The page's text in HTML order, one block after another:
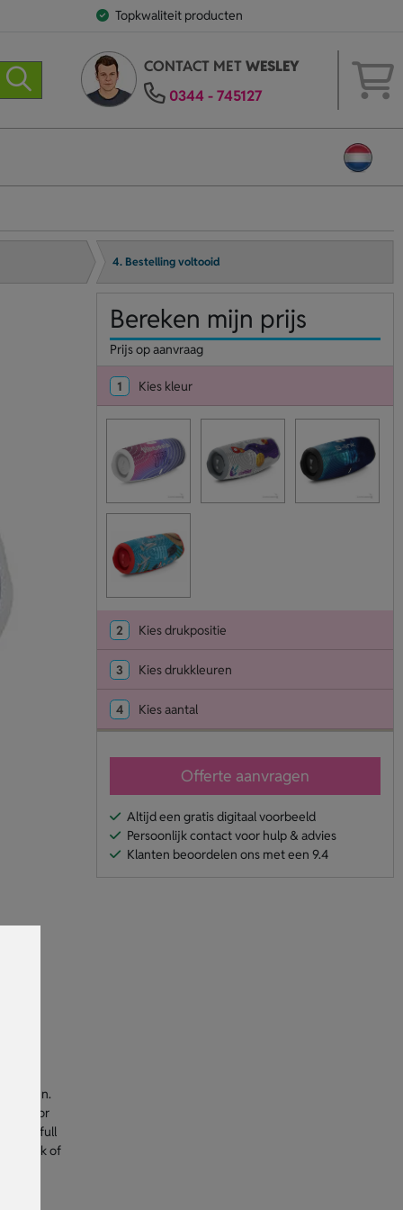
Topkwaliteit producten
CONTACT METWESLEY
0344 - 745127
4. Bestelling voltooid
voor
full
of
Bereken mijn prijs
Prijs op aanvraag
1 Kies kleur
2 Kies drukpositie
3 Kies drukkleuren
4 Kies aantal
Offerte aanvragen
Altijd een gratis digitaal voorbeeld
Persoonlijk contact voor hulp & advies
Klanten beoordelen ons met een 9.4